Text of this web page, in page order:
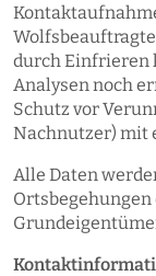
durch Einfrieren
Analysen noch
Schutz vor
Nachnutzer) mit
Alle Daten